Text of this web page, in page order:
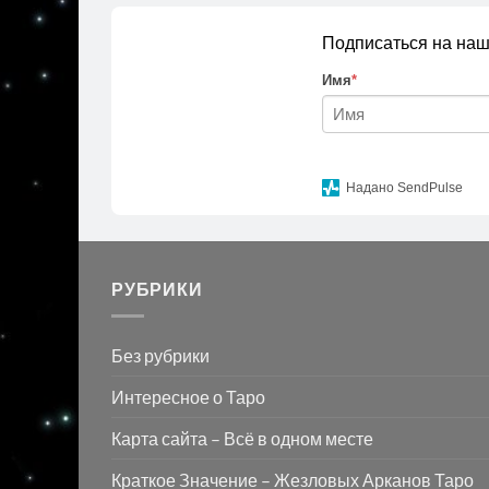
Подписаться на
Имя*
Надано SendPulse
РУБРИКИ
Без рубрики
Интересное о Таро
Карта сайта – Всё в одном месте
Краткое Значение – Жезловых Арканов Таро